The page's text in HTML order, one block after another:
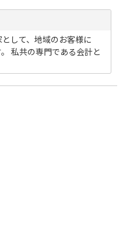
して、地域のお客様に
私共の専門である会計と